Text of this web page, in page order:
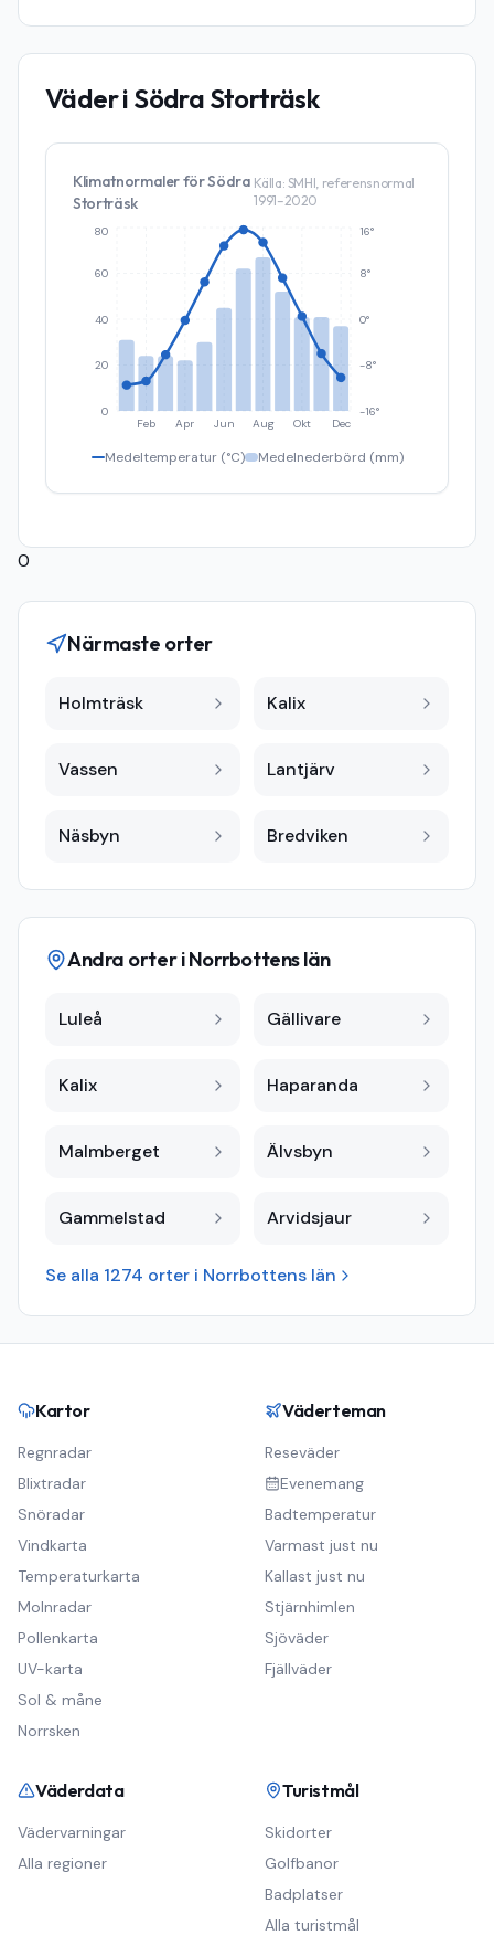
Väder i Södra Storträsk
Klimatnormaler förSödra
Storträsk
Källa: SMHI, referensnormal
1991–2020
Feb Apr Jun Aug Okt Dec
0
20
40
60
80
-16°
-8°
0°
8°
16°
Medeltemperatur (°C) Medelnederbörd (mm)
0
Närmaste orter
Holmträsk Kalix
Vassen Lantjärv
Näsbyn Bredviken
Andra orter iNorrbottens län
Luleå Gällivare
Kalix Haparanda
Malmberget Älvsbyn
Gammelstad Arvidsjaur
Se alla 1274 orter i Norrbottens län
Kartor
Regnradar
Blixtradar
Snöradar
Vindkarta
Temperaturkarta
Molnradar
Pollenkarta
UV-karta
Sol & måne
Norrsken
Väderteman
Reseväder
Evenemang
Badtemperatur
Varmast just nu
Kallast just nu
Stjärnhimlen
Sjöväder
Fjällväder
Väderdata
Vädervarningar
Alla regioner
Turistmål
Skidorter
Golfbanor
Badplatser
Alla turistmål